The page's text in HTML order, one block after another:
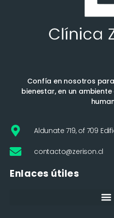
Confía en nosotros
bienestar, en un
Aldunate 719, of 709
contacto@zerison.cl
Enlaces útiles